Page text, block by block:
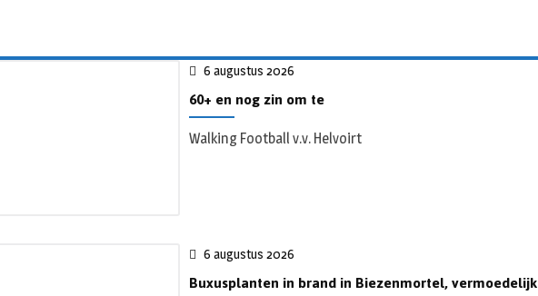
6 augustus 2026
60+ en nog zin om te
Walking Football v.v. Helvoirt
6 augustus 2026
Buxusplanten in brand in Biezenmortel, vermoedelijk